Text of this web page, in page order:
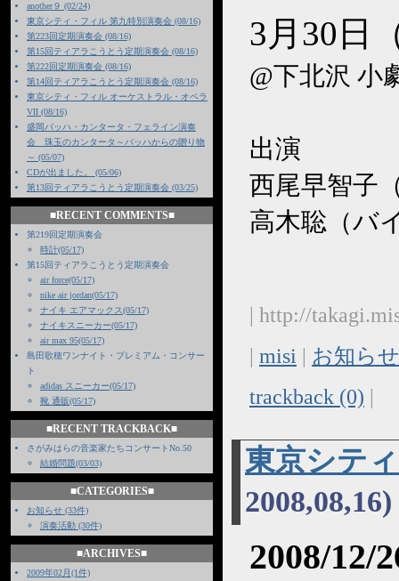
another９ (02/24)
東京シティ・フィル 第九特別演奏会 (08/16)
第223回定期演奏会 (08/16)
第15回ティアラこうとう定期演奏会 (08/16)
第222回定期演奏会 (08/16)
第14回ティアラこうとう定期演奏会 (08/16)
東京シティ・フィル オーケストラル・オペラ
VII (08/16)
盛岡バッハ・カンタータ・フェライン演奏
会 珠玉のカンタータ～バッハからの贈り物
～ (05/07)
CDが出ました。 (05/06)
第13回ティアラこうとう定期演奏会 (03/25)
■RECENT COMMENTS■
第219回定期演奏会
時計(05/17)
第15回ティアラこうとう定期演奏会
air force(05/17)
nike air jordan(05/17)
ナイキ エアマックス(05/17)
ナイキスニーカー(05/17)
air max 95(05/17)
島田歌穂ワンナイト・プレミアム・コンサー
ト
adidas スニーカー(05/17)
靴 通販(05/17)
■RECENT TRACKBACK■
さがみはらの音楽家たちコンサートNo.50
結婚問題(03/03)
■CATEGORIES■
お知らせ (33件)
演奏活動 (30件)
■ARCHIVES■
2009年02月(1件)
3月30日
@下北沢 小
出演
西尾早智子
高木聡（バ
| http://
| misi | お知ら
trackback (0) |
東京シテ
2008,08,16)
2008/12/